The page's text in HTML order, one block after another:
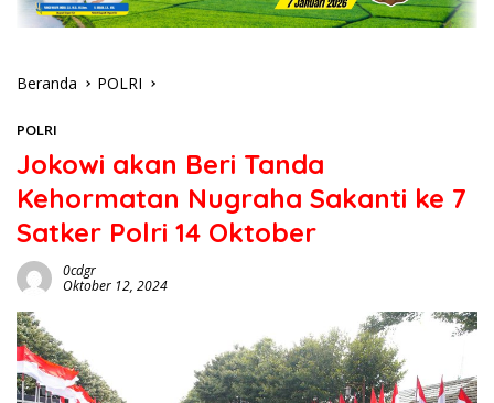
Beranda POLRI
POLRI
Jokowi akan Beri Tanda
Kehormatan Nugraha Sakanti ke 7
Satker Polri 14 Oktober
0cdgr
Oktober 12, 2024